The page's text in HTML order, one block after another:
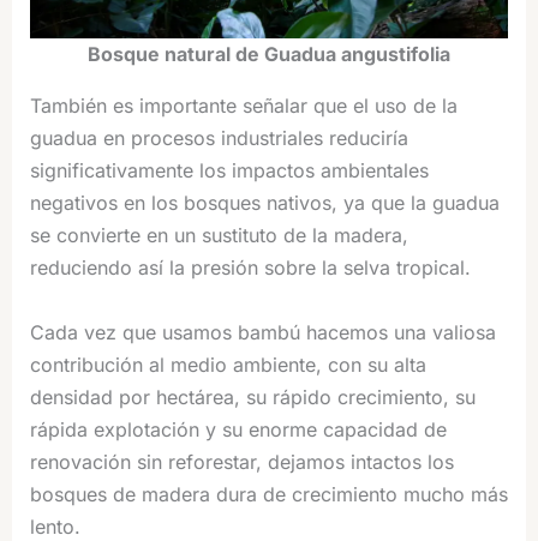
Bosque natural de Guadua angustifolia
También es importante señalar que el uso de la
guadua en procesos industriales reduciría
significativamente los impactos ambientales
negativos en los bosques nativos, ya que la guadua
se convierte en un sustituto de la madera,
reduciendo así la presión sobre la selva tropical.
Cada vez que usamos bambú hacemos una valiosa
contribución al medio ambiente, con su alta
densidad por hectárea, su rápido crecimiento, su
rápida explotación y su enorme capacidad de
renovación sin reforestar, dejamos intactos los
bosques de madera dura de crecimiento mucho más
lento.